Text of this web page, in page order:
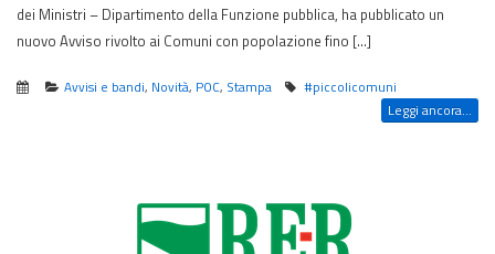
dei Ministri – Dipartimento della Funzione pubblica, ha pubblicato un
nuovo Avviso rivolto ai Comuni con popolazione fino […]
Avvisi e bandi, Novità, POC, Stampa #piccolicomuni
Leggi ancora...